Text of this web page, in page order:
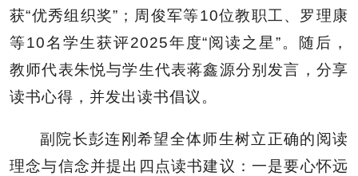
获“优秀组织奖”；周俊军等10位教职工、罗理康
等10名学生获评2025年度“阅读之星”。随后，
教师代表朱悦与学生代表蒋鑫源分别发言，分享
读书心得，并发出读书倡议。
副院长彭连刚希望全体师生树立正确的阅读
理念与信念并提出四点读书建议 ：一是要心怀远